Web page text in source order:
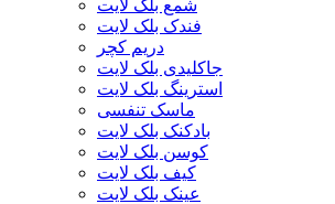
شمع بلک لایت
فندک بلک لایت
دریم کچر
جاکلیدی بلک لایت
استرینگ بلک لایت
ماسک تنفسی
بادکنک بلک لایت
کوسن بلک لایت
کیف بلک لایت
عینک بلک لایت